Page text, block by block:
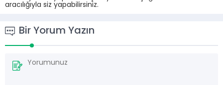
aracılığıyla siz yapabilirsiniz.
Bir Yorum Yazın